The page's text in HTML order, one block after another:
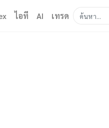
ไอที AI เทรด